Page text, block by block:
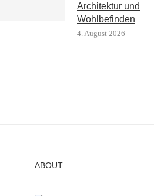
Architektur und
Wohlbefinden
4. August 2026
ABOUT